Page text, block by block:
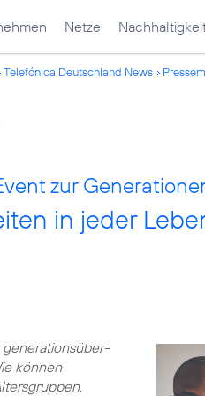
Netze
Telefónica Deutschland News
zur
in jeder
können